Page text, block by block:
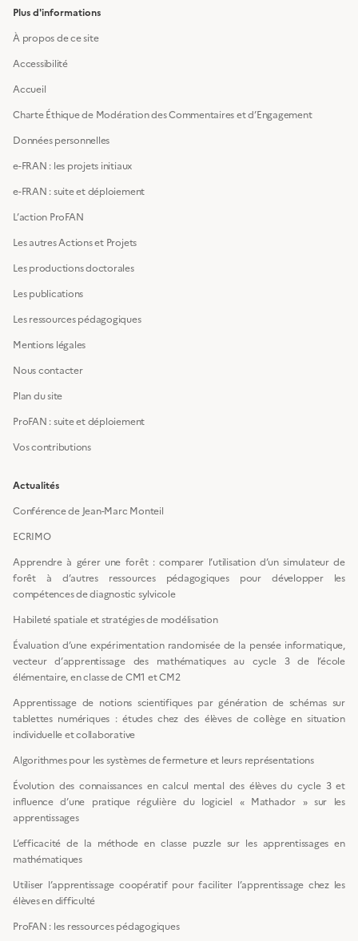
Plus d'informations
À propos de ce site
Accessibilité
Accueil
Charte Éthique de Modération des Commentaires et d’Engagement
Données personnelles
e-FRAN : les projets initiaux
e-FRAN : suite et déploiement
L’action ProFAN
Les autres Actions et Projets
Les productions doctorales
Les publications
Les ressources pédagogiques
Mentions légales
Nous contacter
Plan du site
ProFAN : suite et déploiement
Vos contributions
Actualités
Conférence de Jean-Marc Monteil
ECRIMO
Apprendre à gérer une forêt : comparer l’utilisation d’un simulateur de
forêt à d’autres ressources pédagogiques pour développer les
compétences de diagnostic sylvicole
Habileté spatiale et stratégies de modélisation
Évaluation d’une expérimentation randomisée de la pensée informatique,
vecteur d’apprentissage des mathématiques au cycle 3 de l’école
élémentaire, en classe de CM1 et CM2
Apprentissage de notions scientifiques par génération de schémas sur
tablettes numériques : études chez des élèves de collège en situation
individuelle et collaborative
Algorithmes pour les systèmes de fermeture et leurs représentations
Évolution des connaissances en calcul mental des élèves du cycle 3 et
influence d’une pratique régulière du logiciel « Mathador » sur les
apprentissages
L’efficacité de la méthode en classe puzzle sur les apprentissages en
mathématiques
Utiliser l’apprentissage coopératif pour faciliter l’apprentissage chez les
élèves en difficulté
ProFAN : les ressources pédagogiques